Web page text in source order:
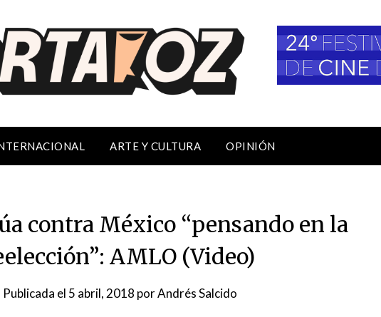
ARTE Y CULTURA OPINIÓN
contra México “pensando en la
AMLO (Video)
Publicada el 5 abril, 2018 porAndrés Salcido